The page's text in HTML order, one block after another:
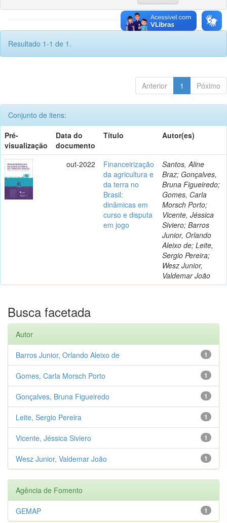
Resultado 1-1 de 1.
Anterior 1 Póximo
Conjunto de itens:
Pré-
visualização
Data do
documento
Título Autor(es)
out-2022
Financeirização
da agricultura e
da terra no
Brasil:
dinâmicas em
curso e disputa
em jogo
Santos, Aline
Braz; Gonçalves,
Bruna Figueiredo;
Gomes, Carla
Morsch Porto;
Vicente, Jéssica
Siviero; Barros
Junior, Orlando
Aleixo de; Leite,
Sergio Pereira;
Wesz Junior,
Valdemar João
Busca facetada
Autor
1
Barros Junior, Orlando Aleixo de
1
Gomes, Carla Morsch Porto
1
Gonçalves, Bruna Figueiredo
1
Leite, Sergio Pereira
1
Vicente, Jéssica Siviero
1
Wesz Junior, Valdemar João
Agência de Fomento
1
GEMAP